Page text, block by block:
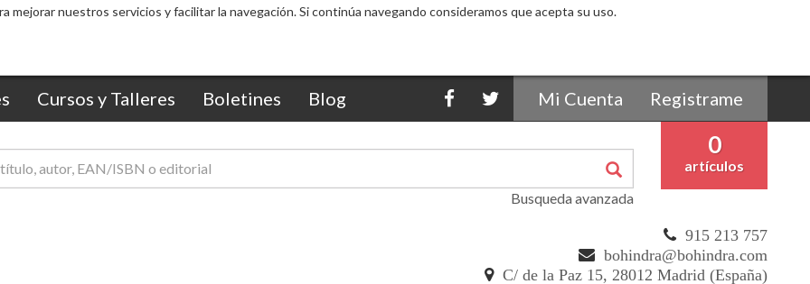
mejorar nuestros servicios y facilitar la navegación. Si continúa navegando consideramos que acepta su uso.
Cursos y Talleres Boletines Blog Mi Cuenta Registrame
0
artículos
Busqueda avanzada
915 213 757
bohindra@bohindra.com
C/ de la Paz 15, 28012 Madrid (España)